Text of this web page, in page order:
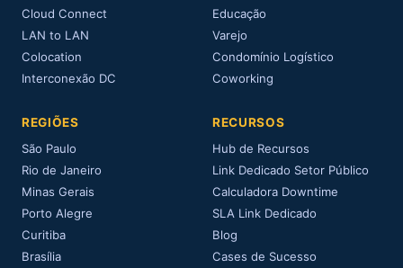
Cloud Connect
LAN to LAN
Colocation
Interconexão DC
Educação
Varejo
Condomínio Logístico
Coworking
REGIÕES
São Paulo
Rio de Janeiro
Minas Gerais
Porto Alegre
Curitiba
Brasília
RECURSOS
Hub de Recursos
Link Dedicado Setor Público
Calculadora Downtime
SLA Link Dedicado
Blog
Cases de Sucesso